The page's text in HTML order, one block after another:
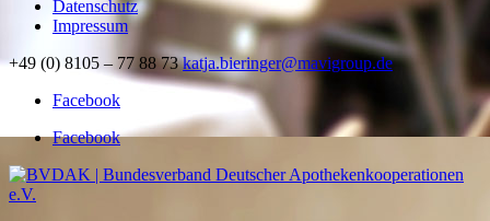
Datenschutz
Impressum
+49 (0) 8105 – 77 88 73 katja.bieringer@mavigroup.de
Facebook
Facebook